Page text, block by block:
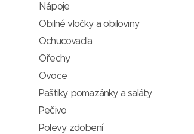
Nápoje
Obilné vločky a obiloviny
Ochucovadla
Ořechy
Ovoce
Paštiky, pomazánky a saláty
Pečivo
Polevy, zdobení